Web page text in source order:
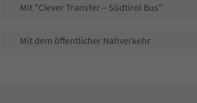
Mit "Clever Transfer – Südtirol Bus"
Mit dem öffentlicher Nahverkehr